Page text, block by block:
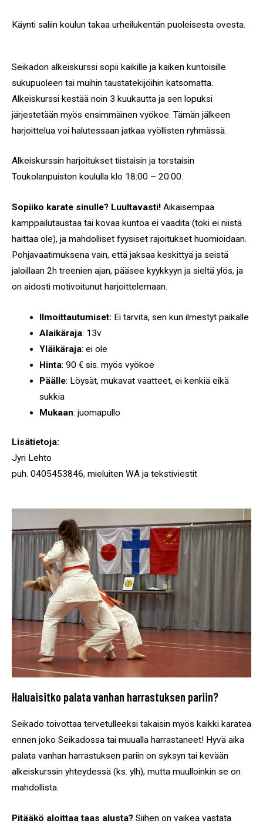
Käynti saliin koulun takaa urheilukentän puoleisesta ovesta.
Seikadon alkeiskurssi sopii kaikille ja kaiken kuntoisille
sukupuoleen tai muihin taustatekijöihin katsomatta.
Alkeiskurssi kestää noin 3 kuukautta ja sen lopuksi
järjestetään myös ensimmäinen vyökoe. Tämän jälkeen
harjoittelua voi halutessaan jatkaa vyöllisten ryhmässä.
Alkeiskurssin harjoitukset tiistaisin ja torstaisin
Toukolanpuiston koululla klo 18:00 – 20:00.
Sopiiko karate sinulle? Luultavasti! Aikaisempaa
kamppailutaustaa tai kovaa kuntoa ei vaadita (toki ei niistä
haittaa ole), ja mahdolliset fyysiset rajoitukset huomioidaan.
Pohjavaatimuksena vain, että jaksaa keskittyä ja seistä
jaloillaan 2h treenien ajan, pääsee kyykkyyn ja sieltä ylös, ja
on aidosti motivoitunut harjoittelemaan.
Ilmoittautumiset: Ei tarvita, sen kun ilmestyt paikalle
Alaikäraja: 13v
Yläikäraja: ei ole
Hinta: 90 € sis. myös vyökoe
Päälle: Löysät, mukavat vaatteet, ei kenkiä eikä
sukkia
Mukaan: juomapullo
Lisätietoja:
Jyri Lehto
puh. 0405453846, mieluiten WA ja tekstiviestit
Haluaisitko palata vanhan harrastuksen pariin?
Seikado toivottaa tervetulleeksi takaisin myös kaikki karatea
ennen joko Seikadossa tai muualla harrastaneet! Hyvä aika
palata vanhan harrastuksen pariin on syksyn tai kevään
alkeiskurssin yhteydessä (ks. ylh), mutta muulloinkin se on
mahdollista.
Pitääkö aloittaa taas alusta? Siihen on vaikea vastata